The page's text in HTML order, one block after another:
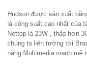
Hudson được sản xuất
là công suất cao nhất của
Nettop là 23W , thấp hơn
chúng ta liên tưởng tới
năng Multimedia mạnh